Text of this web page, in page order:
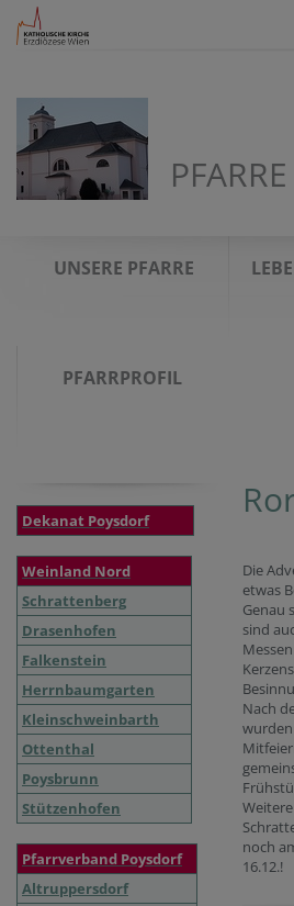
UNSERE PFARRE
PFARRPROFIL
Dekanat Poysdorf
Weinland Nord
Schrattenberg
Drasenhofen
Falkenstein
Herrnbaumgarten
Kleinschweinbarth
Ottenthal
Poysbrunn
Stützenhofen
Pfarrverband Poysdorf
Altruppersdorf
Die
etwas
Genau
sind
Nach
Weitere
noch
16.12.!